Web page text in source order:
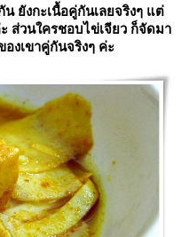
ยังกะเนื้อคู่กันเลยจริงๆ แต่
ส่วนใครชอบไข่เจียว ก็จัดมา
งเขาคู่กันจริงๆ ค่ะ